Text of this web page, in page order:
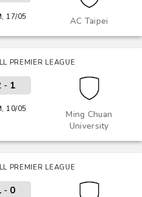
AC Taipei
17/05
PREMIER LEAGUE
Ming Chuan
University
- 1
10/05
PREMIER LEAGUE
- 0